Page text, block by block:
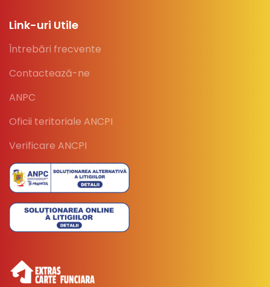
Link-uri Utile
Întrebări frecvente
Contactează-ne
ANPC
Oficii teritoriale ANCPI
Verificare ANCPI